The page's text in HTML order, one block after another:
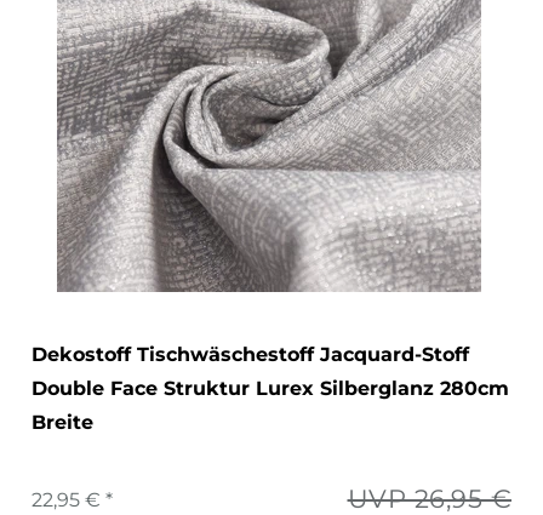
Dekostoff Tischwäschestoff Jacquard-Stoff
Double Face Struktur Lurex Silberglanz 280cm
Breite
UVP 26,95 €
22,95 € *